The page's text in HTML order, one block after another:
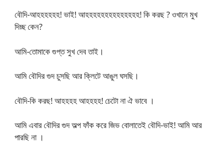
বৌদি-আহহহহহহ! ভাই! আহহহহহহহহহহহহহহ! কি করছ ? ওখানে মুখ
দিচ্ছ কেন?
আমি-তোমাকে গুপ্ত সুখ দেব তাই।
আমি বৌদির গুদ চুসছি আর ক্লিটে আঙুল ঘসছি।
বৌদি-কি করছ! আহহহহ আহহহহ! চেটো না ঐ ভাবে ।
আমি এবার বৌদির গুদ অল্প ফাঁক করে জিভ বোলাতেই বৌদি-ভাই! আমি আর
পারছি না ।